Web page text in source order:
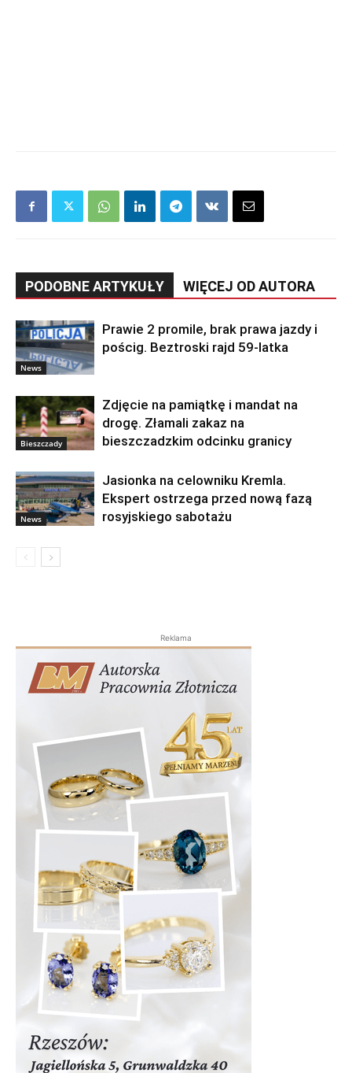
PODOBNE ARTYKUŁY WIĘCEJ OD AUTORA
News
Prawie 2 promile, brak prawa jazdy i
pościg. Beztroski rajd 59-latka
Bieszczady
Zdjęcie na pamiątkę i mandat na
drogę. Złamali zakaz na
bieszczadzkim odcinku granicy
News
Jasionka na celowniku Kremla.
Ekspert ostrzega przed nową fazą
rosyjskiego sabotażu
Reklama